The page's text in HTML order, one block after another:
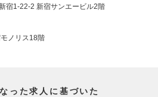
1-22-2 新宿サンエービル2階
ノリス18階
った求人に基づいた